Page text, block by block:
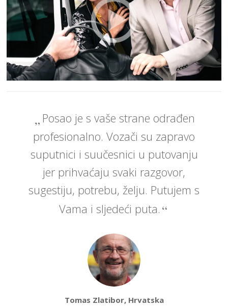
Posao je s vaše strane odrađen
profesionalno. Vozači su zapravo
suputnici i suučesnici u putovanju
jer prihvaćaju svaki razgovor,
sugestiju, potrebu, želju. Putujem s
Vama i sljedeći puta.
Tomas Zlatibor, Hrvatska